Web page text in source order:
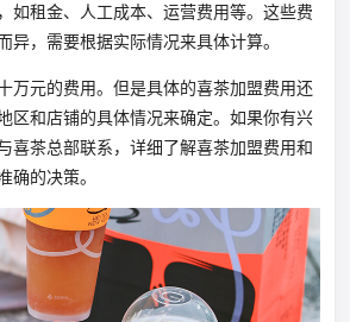
如租金、人工成本、运营费用等。这些费
异，需要根据实际情况来具体计算。
万元的费用。但是具体的喜茶加盟费用还
区和店铺的具体情况来确定。如果你有兴
喜茶总部联系，详细了解喜茶加盟费用和
确的决策。